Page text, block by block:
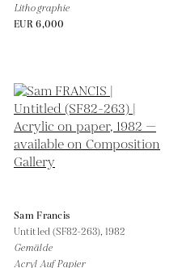
Lithographie
EUR 6,000
Sam Francis
Untitled (SF82-263),1982
Gemälde
Acryl Auf Papier